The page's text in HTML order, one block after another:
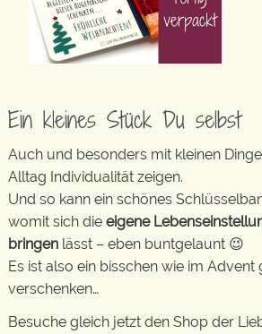
Ein kleines Stück Du selbst
Auch und besonders mit kleinen
Alltag Individualität zeigen.
Und so kann ein schönes
womit sich die eigene
bringen lässt – eben buntgelaunt 😉
Es ist also ein bisschen wie im Advent
verschenken…
Besuche gleich jetzt den Shop der